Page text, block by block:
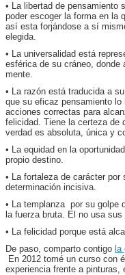
• La libertad de pensamiento
poder escoger la forma en la
así esta forjándose a sí
elegida.
• La universalidad está
esférica de su cráneo, donde
mente.
• La razón está traducida a
que su eficaz pensamiento
acciones correctas para
felicidad. Tiene la certeza de
verdad es absoluta, única y
• La equidad en la
propio destino.
• La fortaleza de carácter
determinación incisiva.
• La templanza por su golpe
la fuerza bruta. El no usa
• La felicidad porque está
De paso, comparto contigo
En 2012 tomé un curso con
experiencia frente a